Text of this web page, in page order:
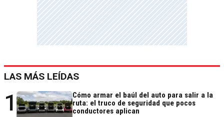
LAS MÁS LEÍDAS
1
Cómo armar el baúl del auto para salir a la
ruta: el truco de seguridad que pocos
conductores aplican